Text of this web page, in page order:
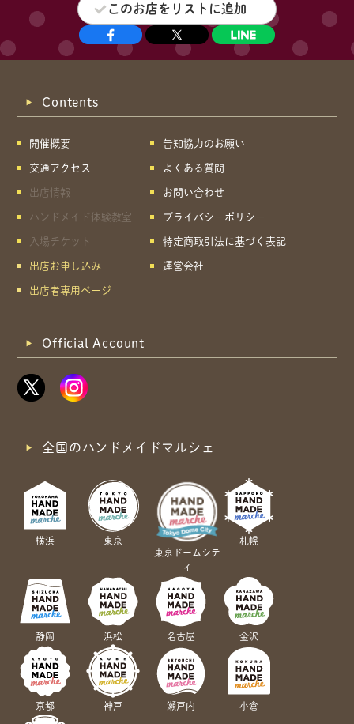
このお店をリストに追加
Contents
開催概要
交通アクセス
出店情報
ハンドメイド体験教室
入場チケット
出店お申し込み
出店者専用ページ
告知協力のお願い
よくある質問
お問い合わせ
プライバシーポリシー
特定商取引法に基づく表記
運営会社
Official Account
全国のハンドメイドマルシェ
横浜
東京
東京ドームシテ
ィ
札幌
静岡 浜松 名古屋 金沢
京都 神戸 瀬戸内 小倉